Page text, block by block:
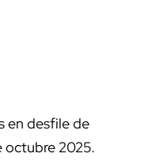
en desfile de
octubre 2025.